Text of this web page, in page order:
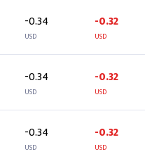
-0.34
USD
-0.32
USD
-0.34
USD
-0.32
USD
-0.34
USD
-0.32
USD